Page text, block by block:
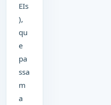
EIs
),
qu
e
pa
ssa
m
a